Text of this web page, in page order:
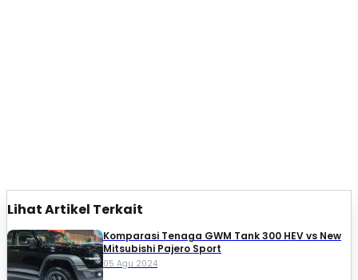
Lihat Artikel Terkait
Komparasi Tenaga GWM Tank 300 HEV vs New
Mitsubishi Pajero Sport
05 Agu 2024